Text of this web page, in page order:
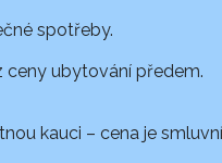
spotřeby.
ceny ubytování předem.
kauci – cena je